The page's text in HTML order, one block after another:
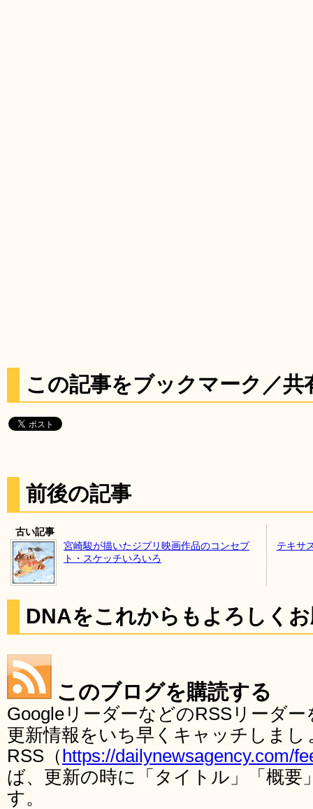
この記事をブックマーク／共
前後の記事
古い記事
宮崎駿が描いたジブリ映画作品のコンセプ
ト・スケッチいろいろ
テキサ
DNAをこれからもよろしく
このブログを購読する
GoogleリーダーなどのRSSリーダ
更新情報をいち早くキャッチしま
RSS（ https://dailynewsagency.com/
ば、更新の時に「タイトル」「概要
す。